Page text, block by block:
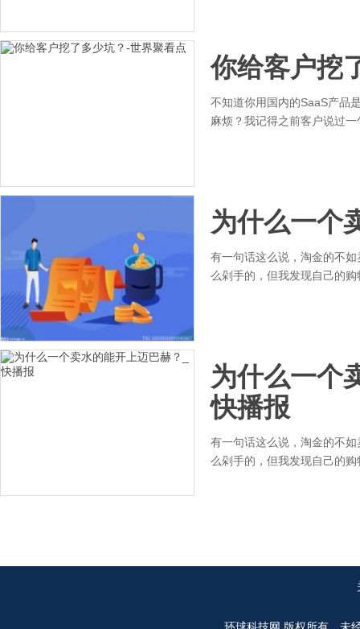
你给客户挖
不知道你用国内的SaaS产品
麻烦？我记得之前客户说过
为什么一个
有一句话这么说，淘金的不
么剁手的，但我发现自己的
为什么一个
快播报
有一句话这么说，淘金的不
么剁手的，但我发现自己的